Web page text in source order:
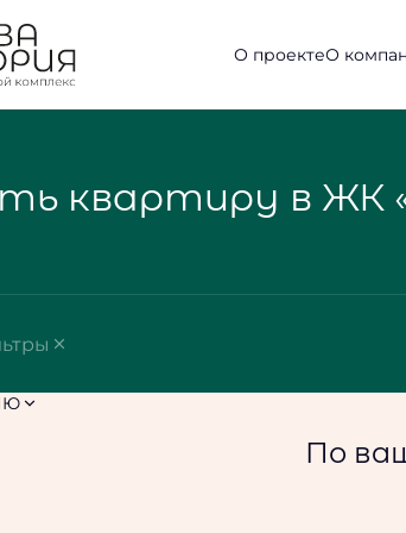
О проектеО
квартиру в ЖК
По